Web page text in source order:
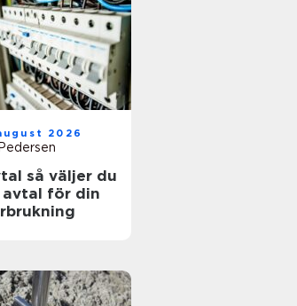
2026
du
för din